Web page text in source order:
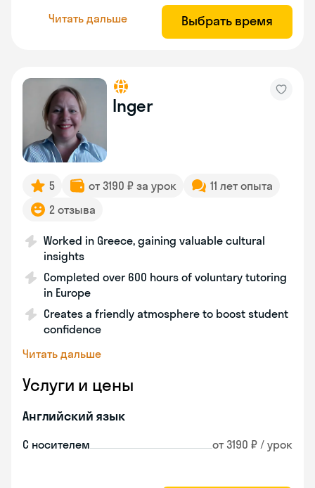
Читать дальше Выбрать время
Inger
5 от 3190 ₽ за урок
11 лет опыта
2 отзыва
Worked in Greece, gaining valuable cultural
insights
Completed over 600 hours of voluntary tutoring
in Europe
Creates a friendly atmosphere to boost student
confidence
Читать дальше
Услуги и цены
Английский язык
С носителем от 3190 ₽ / урок